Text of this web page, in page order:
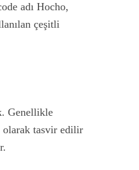
adı Hocho,
çeşitli
Genellikle
olarak tasvir edilir